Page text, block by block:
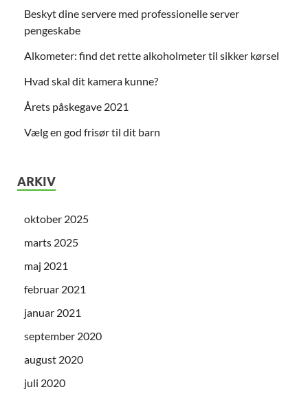
Beskyt dine servere med professionelle server
pengeskabe
Alkometer: find det rette alkoholmeter til sikker kørsel
Hvad skal dit kamera kunne?
Årets påskegave 2021
Vælg en god frisør til dit barn
ARKIV
oktober 2025
marts 2025
maj 2021
februar 2021
januar 2021
september 2020
august 2020
juli 2020